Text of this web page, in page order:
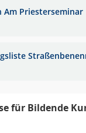
Am Priesterseminar
für Bildende